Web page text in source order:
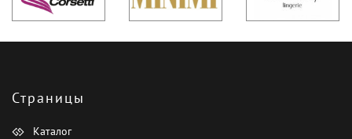
Страницы
Каталог